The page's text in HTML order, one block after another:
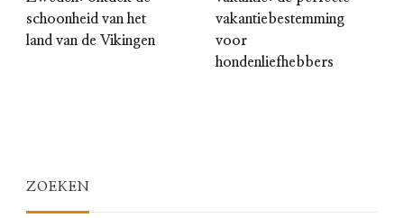
schoonheid van het
land van de Vikingen
vakantiebestemming
voor
hondenliefhebbers
ZOEKEN